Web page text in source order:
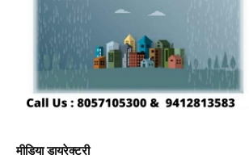
मीडिया डायरेक्टरी